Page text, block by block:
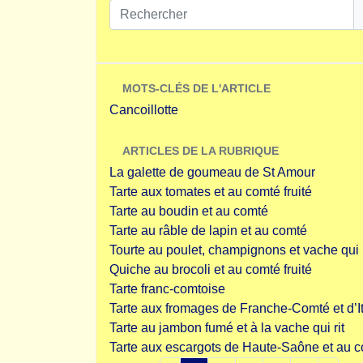
MOTS-CLÉS DE L'ARTICLE
Cancoillotte
ARTICLES DE LA RUBRIQUE
La galette de goumeau de St Amour
Tarte aux tomates et au comté fruité
Tarte au boudin et au comté
Tarte au râble de lapin et au comté
Tourte au poulet, champignons et vache qui
Quiche au brocoli et au comté fruité
Tarte franc-comtoise
Tarte aux fromages de Franche-Comté et
Tarte au jambon fumé et à la vache qui rit
Tarte aux escargots de Haute-Saône et au